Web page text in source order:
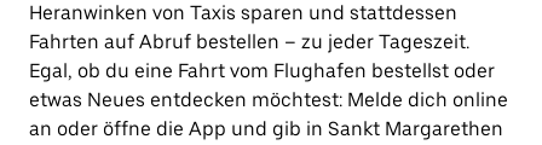
Heranwinken von Taxis sparen und stattdessen
Fahrten auf Abruf bestellen – zu jeder Tageszeit.
Egal, ob du eine Fahrt vom Flughafen bestellst oder
etwas Neues entdecken möchtest: Melde dich online
an oder öffne die App und gib in Sankt Margarethen